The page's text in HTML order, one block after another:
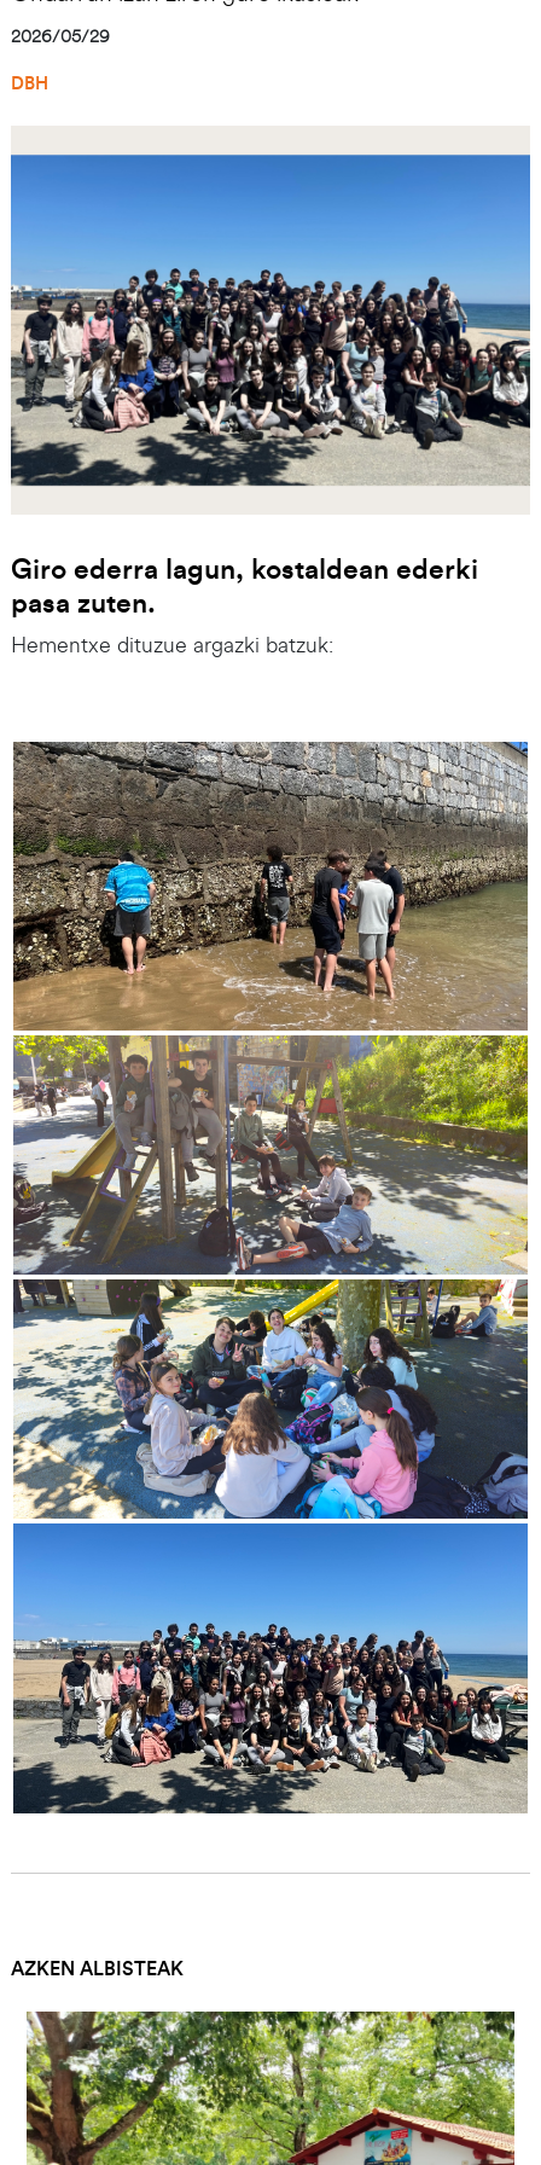
2026/05/29
DBH
Giro ederra lagun, kostaldean ederki
pasa zuten.
Hementxe dituzue argazki batzuk:
AZKEN ALBISTEAK
Irudia